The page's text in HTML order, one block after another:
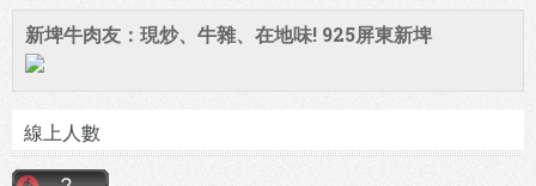
新埤牛肉友：現炒、牛雜、在地味! 925屏東新埤
線上人數